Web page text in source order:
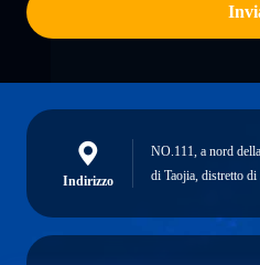
Indirizzo
NO.111, a nord
di Taojia, distretto